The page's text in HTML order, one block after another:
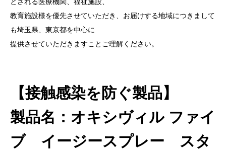
教育施設様を優先させていただき、お届けする地域につきまして
も埼玉県、東京都を中心に
提供させていただきますことご理解ください。
【接触感染を防ぐ製品】
製品名：オキシヴィル ファイ
ブ イージースプレー スタ